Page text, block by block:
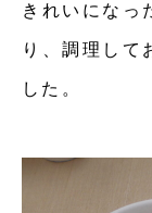
きれいになっ
り、調理して
した。